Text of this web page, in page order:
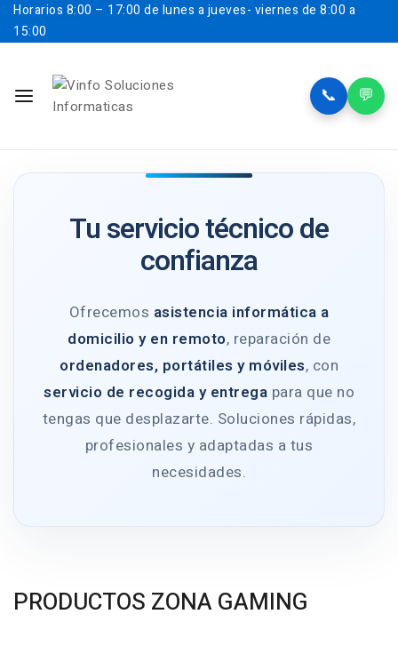
Horarios 8:00 – 17:00 de lunes a jueves- viernes de 8:00 a
15:00
📞 💬
Tu servicio técnico de
confianza
Ofrecemos asistencia informática a
domicilio y en remoto, reparación de
ordenadores, portátiles y móviles, con
servicio de recogida y entrega para que no
tengas que desplazarte. Soluciones rápidas,
profesionales y adaptadas a tus
necesidades.
PRODUCTOS ZONA GAMING